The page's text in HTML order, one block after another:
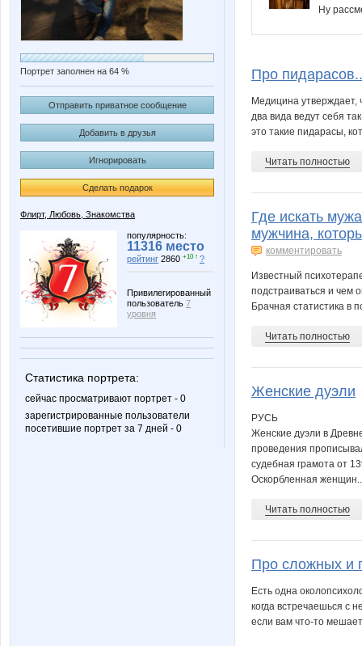
Портрет заполнен на 64 %
Отправить приватное сообщение
Добавить в друзья
Игнорировать
Сделать подарок
Флирт, Любовь, Знакомства
популярность:
11316 место
рейтинг 2860 +10 ↑ ?
Привилегированный
пользователь 7
уровня
Статистика портрета:
сейчас просматривают портрет - 0
зарегистрированные пользователи
посетившие портрет за 7 дней - 0
Ну
Про
Медицина
два вида ведут себя
это такие пидарасы,
Читать полностью
Где искать
мужчина,
комментировать
Известный
подстраиваться и чем
Брачная статистика в
Читать полностью
Женские дуэли
РУСЬ
Женские дуэли в
проведения
судебная грамота от
Оскорбленная
Читать полностью
Про сложных и
Есть одна
когда встречаешься с
если вам что-то